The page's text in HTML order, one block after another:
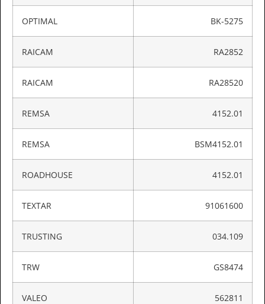
OPTIMAL BK-5275
RAICAM RA2852
RAICAM RA28520
REMSA 4152.01
REMSA BSM4152.01
ROADHOUSE 4152.01
TEXTAR 91061600
TRUSTING 034.109
TRW GS8474
VALEO 562811